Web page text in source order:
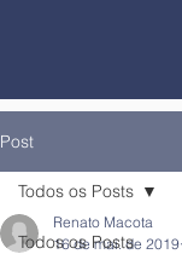
Post
Todos os Posts
Todos os Posts
Renato Macota
16 de mai. de 2019